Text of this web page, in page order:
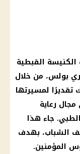
القبطية
بولس، من خلال
لمسيرتها
رعاية
جاء هذا
الشباب، بهدف
المؤمنين.